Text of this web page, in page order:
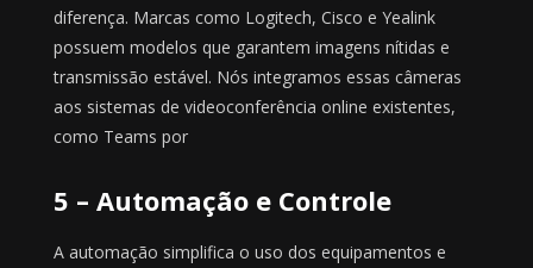
diferença. Marcas como Logitech, Cisco e Yealink
possuem modelos que garantem imagens nítidas e
transmissão estável. Nós integramos essas câmeras
aos sistemas de videoconferência online existentes,
como Teams por
5 – Automação e Controle
A automação simplifica o uso dos equipamentos e